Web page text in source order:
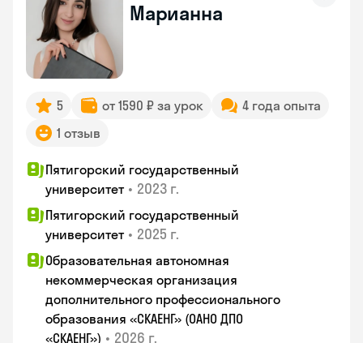
Марианна
5 от 1590 ₽ за урок
4 года опыта
1 отзыв
Пятигорский государственный
университет • 2023 г.
Пятигорский государственный
университет • 2025 г.
Образовательная автономная
некоммерческая организация
дополнительного профессионального
образования «СКАЕНГ» (ОАНО ДПО
«СКАЕНГ») • 2026 г.